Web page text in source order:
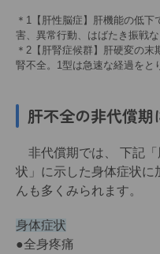
＊1【肝性脳症】肝機能の低下
害、異常行動、はばたき振戦な
＊2【肝腎症候群】肝硬変の
腎不全。1型は急速な経過をと
肝不全の非代償
非代償期では、 下記「
状」に示した身体症状に
んも多くみられます。
身体症状
●全身疼痛